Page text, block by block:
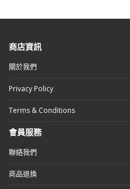
商店資訊
關於我們
Privacy Policy
Terms & Conditions
會員服務
聯絡我們
商品退換